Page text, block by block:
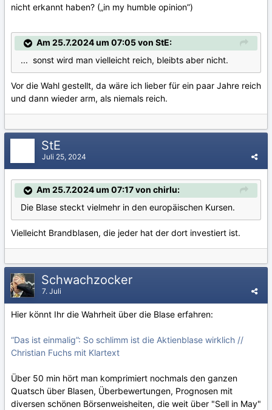
nicht erkannt haben? („in my humble opinion”)
Am 25.7.2024 um 07:05 von StE:
... sonst wird man vielleicht reich, bleibts aber nicht.
Vor die Wahl gestellt, da wäre ich lieber für ein paar Jahre reich
und dann wieder arm, als niemals reich.
StE
Juli 25, 2024
Am 25.7.2024 um 07:17 von chirlu:
Die Blase steckt vielmehr in den europäischen Kursen.
Vielleicht Brandblasen, die jeder hat der dort investiert ist.
Schwachzocker
7. Juli
Hier könnt Ihr die Wahrheit über die Blase erfahren:
“Das ist einmalig”: So schlimm ist die Aktienblase wirklich //
Christian Fuchs mit Klartext
Über 50 min hört man komprimiert nochmals den ganzen
Quatsch über Blasen, Überbewertungen, Prognosen mit
diversen schönen Börsenweisheiten, die weit über "Sell in May"